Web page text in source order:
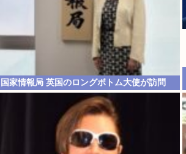
国家情報局 英国のロングボトム大使が訪問